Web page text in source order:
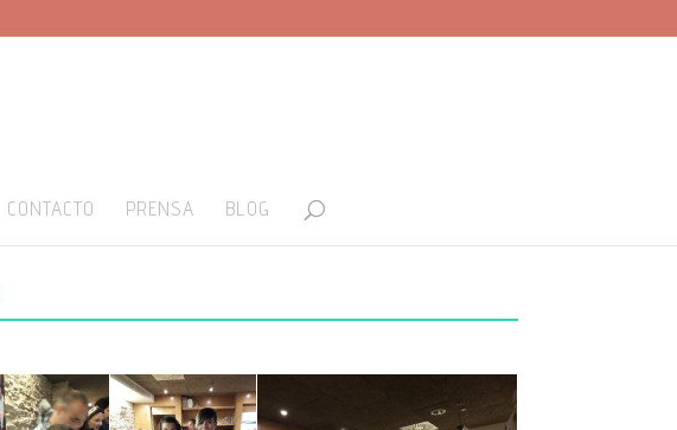
CONTACTO PRENSA BLOG